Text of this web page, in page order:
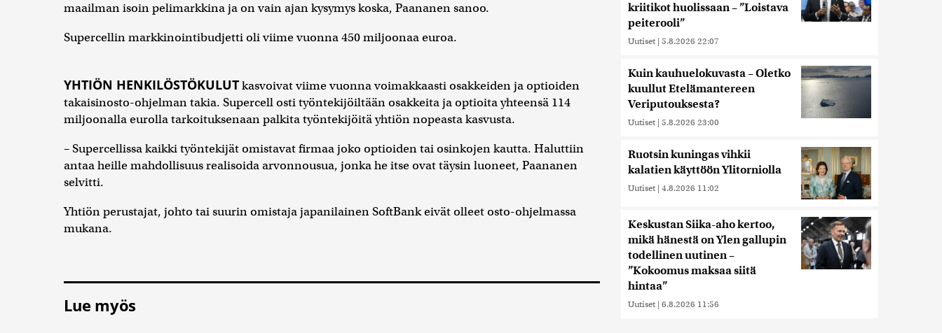
maailman isoin pelimarkkina ja on vain ajan kysymys koska, Paananen sanoo.
Supercellin markkinointibudjetti oli viime vuonna 450 miljoonaa euroa.
YHTIÖN HENKILÖSTÖKULUTkasvoivat viime vuonna voimakkaasti osakkeiden ja optioiden
takaisinosto-ohjelman takia. Supercell osti työntekijöiltään osakkeita ja optioita yhteensä 114
miljoonalla eurolla tarkoituksenaan palkita työntekijöitä yhtiön nopeasta kasvusta.
– Supercellissa kaikki työntekijät omistavat firmaa joko optioiden tai osinkojen kautta. Haluttiin
antaa heille mahdollisuus realisoida arvonnousua, jonka he itse ovat täysin luoneet, Paananen
selvitti.
Yhtiön perustajat, johto tai suurin omistaja japanilainen SoftBank eivät olleet osto-ohjelmassa
mukana.
Lue myös
kriitikot huolissaan – ”Loistava
peiterooli”
Uutiset | 5.8.2026 22:07
Kuin kauhuelokuvasta – Oletko
kuullut Etelämantereen
Veriputouksesta?
Uutiset | 5.8.2026 23:00
Ruotsin kuningas vihkii
kalatien käyttöön Ylitorniolla
Uutiset | 4.8.2026 11:02
Keskustan Siika-aho kertoo,
mikä hänestä on Ylen gallupin
todellinen uutinen –
”Kokoomus maksaa siitä
hintaa”
Uutiset | 6.8.2026 11:56